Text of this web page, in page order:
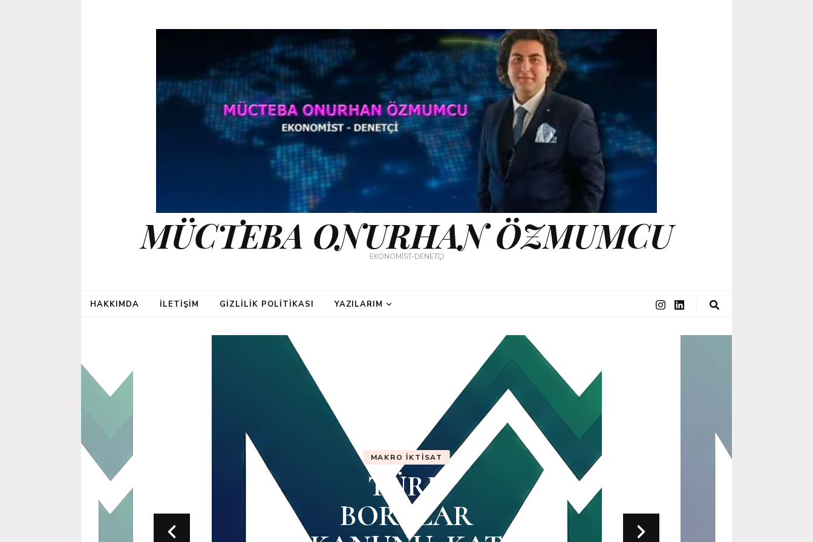
MÜCTEBA ONURHAN ÖZMUMCU
EKONOMİST-DENETÇİ
HAKKIMDA İLETIŞIM GIZLILIK POLITIKASI YAZILARIM
MAKRO İKTISAT
TÜRK
BORÇLAR